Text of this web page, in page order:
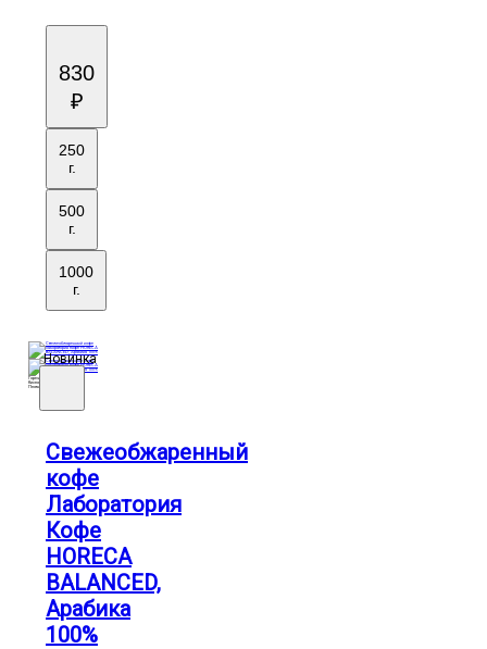
830
₽
250
г.
500
г.
1000
г.
Новинка
Горечь
Кислотность
Плотность
Свежеобжаренный
кофе
Лаборатория
Кофе
HORECA
BALANCED,
Арабика
100%